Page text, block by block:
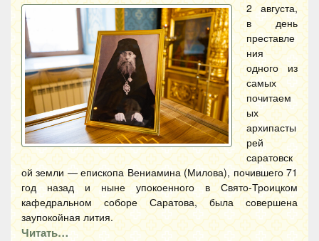
2 августа,
в день
преставле
ния
одного из
самых
почитаем
ых
архипасты
рей
саратовск
ой земли — епископа Вениамина (Милова), почившего 71
год назад и ныне упокоенного в Свято-Троицком
кафедральном соборе Саратова, была совершена
заупокойная лития.
Читать…